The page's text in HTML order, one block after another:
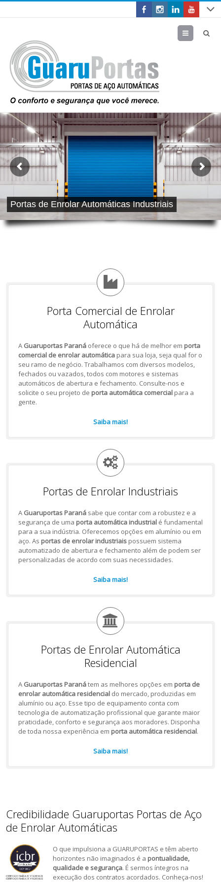
Menu
Portas de Enrolar Automáticas Industriais
Porta Comercial de Enrolar
Automática
A Guaruportas Paranáoferece o que há de melhor em porta
comercial de enrolar automáticapara sua loja, seja qual for o
seu ramo de negócio. Trabalhamos com diversos modelos,
fechados ou vazados, todos com motores e sistemas
automáticos de abertura e fechamento. Consulte-nos e
solicite o seu projeto de porta automática comercialpara a
gente.
Saiba mais!
Portas de Enrolar Industriais
A Guaruportas Paranásabe que contar com a robustez e a
segurança de uma porta automática industrialé fundamental
para a sua indústria. Oferecemos opções em alumínio ou em
aço. As portas de enrolar industriaispossuem sistema
automatizado de abertura e fechamento além de podem ser
personalizadas de acordo com suas necessidades.
Saiba mais!
Portas de Enrolar Automática
Residencial
A Guaruportas Paranátem as melhores opções em porta de
enrolar automática residencialdo mercado, produzidas em
alumínio ou aço. Esse tipo de equipamento conta com
tecnologia de automatização profissional que garante maior
praticidade, conforto e segurança aos moradores. Disponha
de toda nossa experiência em porta automática residencial.
Saiba mais!
Credibilidade Guaruportas Portas de Aço
de Enrolar Automáticas
O que impulsiona a GUARUPORTAS e têm aberto
horizontes não imaginados é a pontualidade,
qualidade e segurança. É sermos íntegros na
execução dos contratos acordados. Conheça-nos!